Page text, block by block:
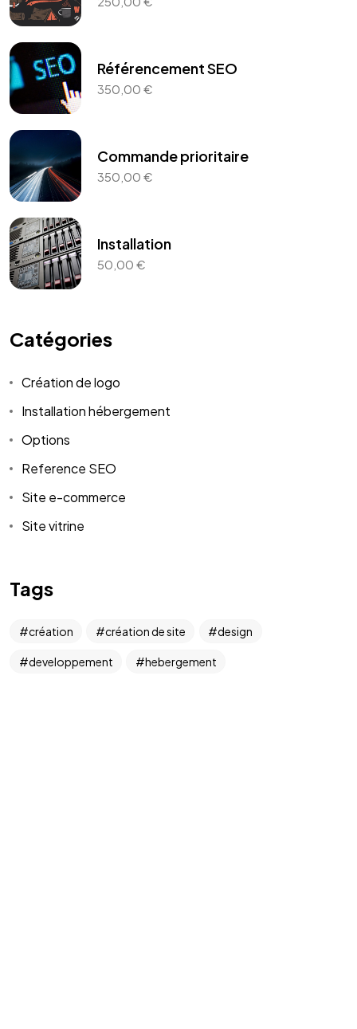
Référencement SEO
350,00 €
Commande prioritaire
350,00 €
Installation
50,00 €
Catégories
Création de logo
Installation hébergement
Options
Reference SEO
Site e-commerce
Site vitrine
Tags
création création de site design
developpement hebergement